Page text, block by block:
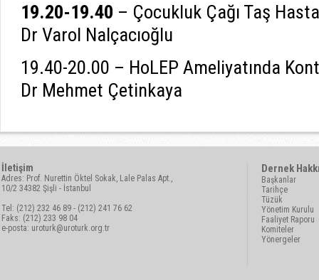
19.20-19.40 – Çocukluk Çağı Taş
Dr Varol Nalçacıoğlu
19.40-20.00 – HoLEP Ameliyatında
Dr Mehmet Çetinkaya
İletişim
Adres: Prof. Nurettin Öktel Sokak, Lale Palas Apt.,
10/2 34382 Şişli - İstanbul
Tel: (212) 232 46 89 - (212) 241 76 62
Faks: (212) 233 98 04
e-posta: uroturk@uroturk.org.tr
Dernek
Başkanlar
Tarihçe
Tüzük
Yönetim Kurulu
Faaliyet Raporu
Komiteler
Yönergeler